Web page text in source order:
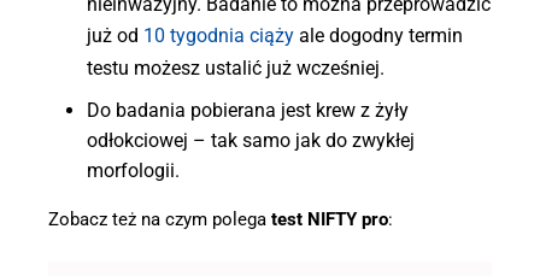
już od 10 tygodnia ciąży ale dogodny termin
testu możesz ustalić już wcześniej.
Do badania pobierana jest krew z żyły
odłokciowej – tak samo jak do zwykłej
morfologii.
Zobacz też na czym polega test NIFTY pro: